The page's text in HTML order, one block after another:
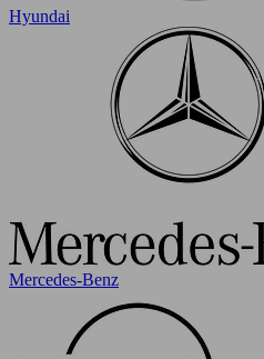
Hyundai
Mercedes-Benz